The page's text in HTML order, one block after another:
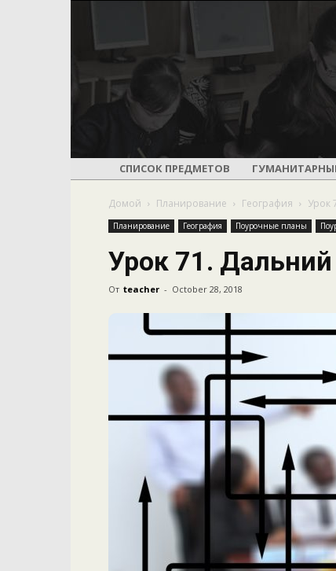
СПИСОК ПРЕДМЕТОВ
Домой Планирование География Урок
Планирование География Поурочные планы
Урок 71.
От teacher - October 28, 2018